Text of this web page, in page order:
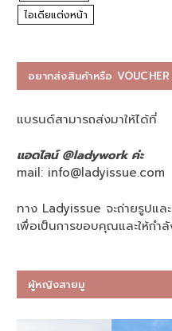
ไอเดียแต่งหน้า
อยากส่งสินค้าหรือ
แบรนด์สามารถส่งมาให้ได้ที่
แอดไลน์ @ladywork ค่ะ
mail: info@ladyissue.com
ทาง Ladyissue จะถ่ายรูปแ
เพื่อเป็นการขอบคุณและให้กำ
ผู้หญิงสายมู